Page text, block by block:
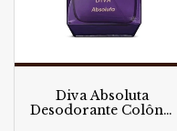
Diva Absoluta
Desodorante Colônia